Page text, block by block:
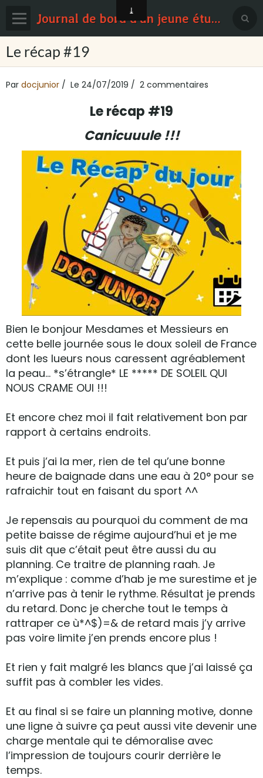
Journal de bord d'un jeune étudiant en médecine
Page d'accueil
Le récap #19
Par docjunior Le 24/07/2019 2 commentaires
Le récap #19
Canicuuule !!!
Bien le bonjour Mesdames et Messieurs en
cette belle journée sous le doux soleil de France
dont les lueurs nous caressent agréablement
la peau… *s’étrangle* LE ***** DE SOLEIL QUI
NOUS CRAME OUI !!!
Et encore chez moi il fait relativement bon par
rapport à certains endroits.
Et puis j’ai la mer, rien de tel qu’une bonne
heure de baignade dans une eau à 20° pour se
rafraichir tout en faisant du sport ^^
Je repensais au pourquoi du comment de ma
petite baisse de régime aujourd’hui et je me
suis dit que c’était peut être aussi du au
planning. Ce traitre de planning raah. Je
m’explique : comme d’hab je me surestime et je
n’arrive pas à tenir le rythme. Résultat je prends
du retard. Donc je cherche tout le temps à
rattraper ce ù*^$)=& de retard mais j’y arrive
pas voire limite j’en prends encore plus !
Et rien y fait malgré les blancs que j’ai laissé ça
suffit pas à combler les vides.
Et au final si se faire un planning motive, donne
une ligne à suivre ça peut aussi vite devenir une
charge mentale qui te démoralise avec
l’impression de toujours courir derrière le
temps.